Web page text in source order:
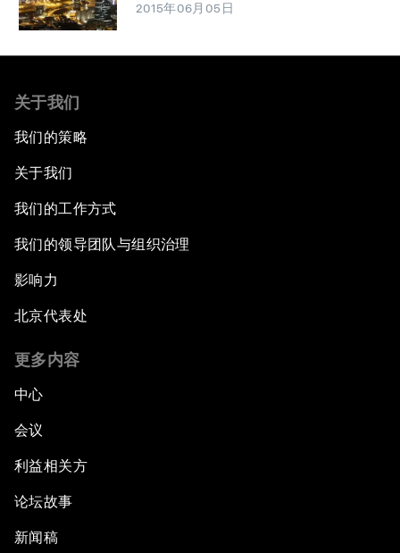
2015年06月05日
关于我们
我们的策略
关于我们
我们的工作方式
我们的领导团队与组织治理
影响力
北京代表处
更多内容
中心
会议
利益相关方
论坛故事
新闻稿